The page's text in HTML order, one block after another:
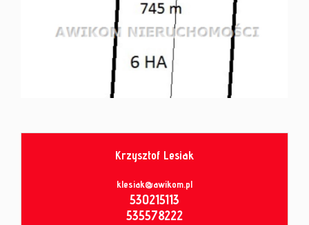
Krzysztof Lesiak
klesiak@awikom.pl
530215113
535578222